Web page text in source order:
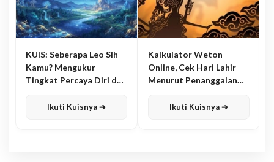
KUIS: Seberapa Leo Sih
Kamu? Mengukur
Tingkat Percaya Diri dan
Ikuti Kuisnya ➔
Kalkulator Weton
Online, Cek Hari Lahir
Menurut Penanggalan
Ikuti Kuisnya ➔